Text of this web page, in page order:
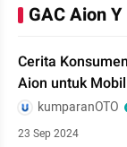
GAC Aion
Cerita
Aion untuk
kumparanOTO
23 Sep 2024